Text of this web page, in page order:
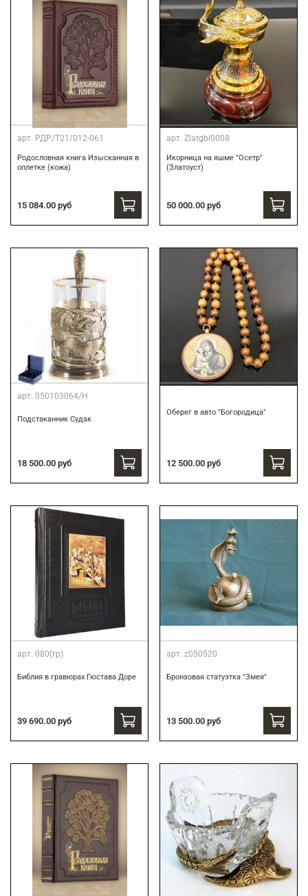
арт. РДР/Т21/012-061
Родословная книга Изысканная в
оплетке (кожа)
15 084.00 руб
арт. Zlatgbi0008
Икорница на яшме "Осетр"
(Златоуст)
50 000.00 руб
арт. 050103064/Н
Подстаканник Судак
18 500.00 руб
Оберег в авто "Богородица"
12 500.00 руб
арт. 080(гр)
Библия в гравюрах Гюстава Доре
39 690.00 руб
арт. z050520
Бронзовая статуэтка "Змея"
13 500.00 руб